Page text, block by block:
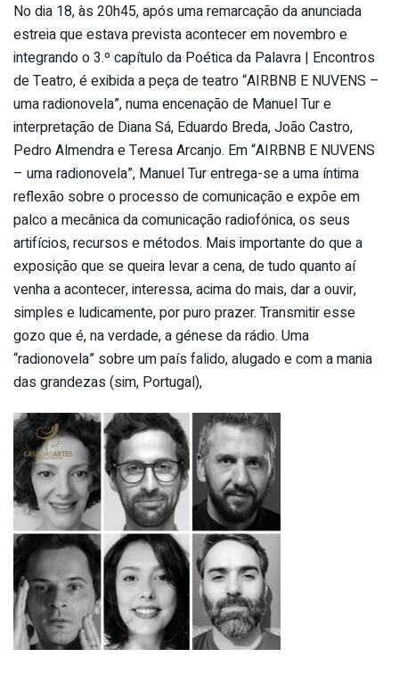
No dia 18, às 20h45, após uma remarcação da anunciada
estreia que estava prevista acontecer em novembro e
integrando o 3.º capítulo da Poética da Palavra | Encontros
de Teatro, é exibida a peça de teatro “AIRBNB E NUVENS –
uma radionovela”, numa encenação de Manuel Tur e
interpretação de Diana Sá, Eduardo Breda, João Castro,
Pedro Almendra e Teresa Arcanjo. Em “AIRBNB E NUVENS
– uma radionovela”, Manuel Tur entrega-se a uma íntima
reflexão sobre o processo de comunicação e expõe em
palco a mecânica da comunicação radiofónica, os seus
artifícios, recursos e métodos. Mais importante do que a
exposição que se queira levar a cena, de tudo quanto aí
venha a acontecer, interessa, acima do mais, dar a ouvir,
simples e ludicamente, por puro prazer. Transmitir esse
gozo que é, na verdade, a génese da rádio. Uma
“radionovela” sobre um país falido, alugado e com a mania
das grandezas (sim, Portugal),